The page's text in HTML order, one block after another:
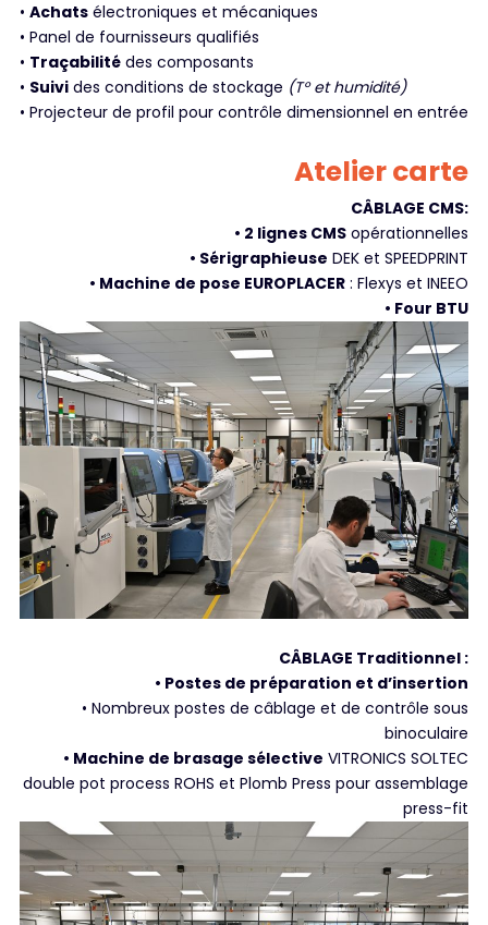
• Achatsélectroniques et mécaniques
• Panel de fournisseurs qualifiés
• Traçabilitédes composants
• Suivides conditions de stockage (T° et humidité)
• Projecteur de profil pour contrôle dimensionnel en entrée
Atelier carte
CÂBLAGE CMS:
• 2 lignes CMS opérationnelles
• Sérigraphieuse DEK et SPEEDPRINT
• Machine de pose EUROPLACER : Flexys et INEEO
• Four BTU
CÂBLAGE Traditionnel :
• Postes de préparation et d’insertion
• Nombreux postes de câblage et de contrôle sous
binoculaire
• Machine de brasage sélective VITRONICS SOLTEC
double pot process ROHS et Plomb Press pour assemblage
press-fit